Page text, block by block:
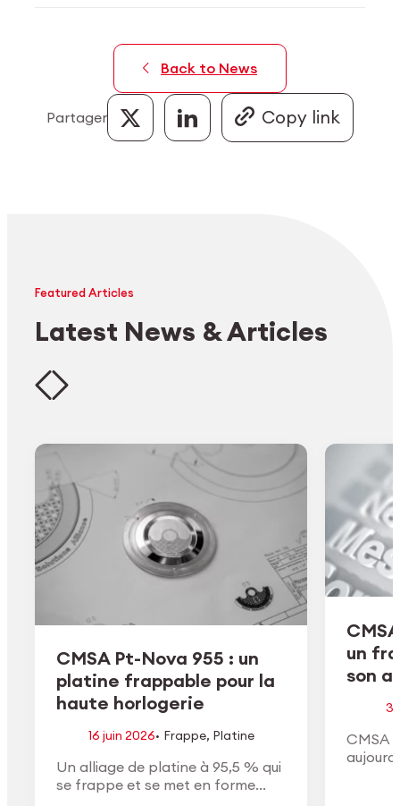
Back to News
Partager
Featured Articles
Latest News & Articles
CMSA Pt-Nova 955 : un
platine frappable pour la
haute horlogerie
16 juin 2026· Frappe, Platine
Un alliage de platine à 95,5 % qui
se frappe et se met en forme
un
son
3
CMSA